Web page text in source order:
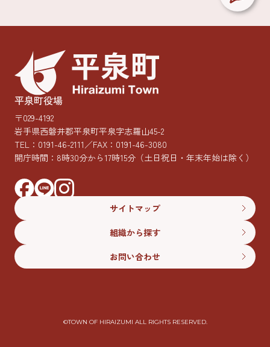
©︎TOWN OF HIRAIZUMI ALL RIGHTS RESERVED.
平泉町役場
〒029-4192
岩手県西磐井郡平泉町平泉字志羅山45-2
TEL： 0191-46-2111／FAX：0191-46-3080
開庁時間：8時30分から17時15分 （土日祝日・年末年始は除く）
サイトマップ
組織から探す
お問い合わせ